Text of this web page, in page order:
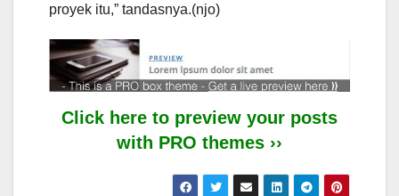
proyek itu,” tandasnya.(njo)
Click here to preview your posts
with PRO themes ››